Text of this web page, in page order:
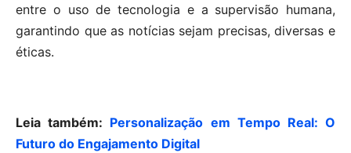
entre o uso de tecnologia e a supervisão humana,
garantindo que as notícias sejam precisas, diversas e
éticas.
Leia também: Personalização em Tempo Real: O
Futuro do Engajamento Digital